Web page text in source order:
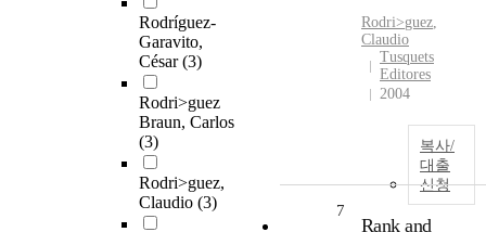
Rodríguez-
Garavito,
César(3)
Rodri>guez
Braun, Carlos
(3)
Rodri>guez,
Claudio (3)
Rodri>guez,
Claudio
Tusquets
Editores
2004
복사/
대출
신청
7
Rank and